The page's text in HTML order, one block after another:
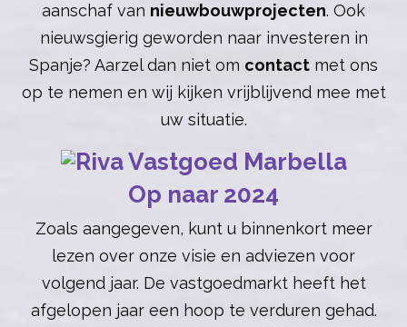
aanschaf van nieuwbouwprojecten. Ook
nieuwsgierig geworden naar investeren in
Spanje? Aarzel dan niet om contact met ons
op te nemen en wij kijken vrijblijvend mee met
uw situatie.
Op naar 2024
Zoals aangegeven, kunt u binnenkort meer
lezen over onze visie en adviezen voor
volgend jaar. De vastgoedmarkt heeft het
afgelopen jaar een hoop te verduren gehad.